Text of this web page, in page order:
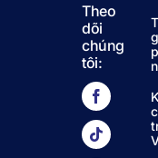
Theo
dõi
chúng
tôi: